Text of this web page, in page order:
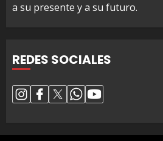
a su presente y a su futuro.
REDES SOCIALES